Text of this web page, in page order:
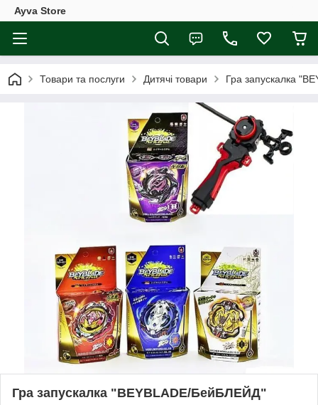
Ayva Store
Товари та послуги Дитячі товари Гра запускалка
Гра запускалка "BEYBLADE/БейБЛЕЙД"